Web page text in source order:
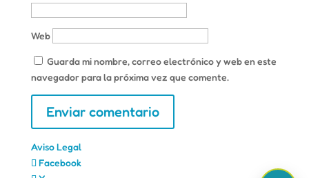
Web
Guarda mi nombre, correo electrónico y web en este
navegador para la próxima vez que comente.
Aviso Legal
Facebook